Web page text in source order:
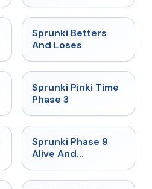
★
Sprunki Betters
And Loses
★ 4.9
Sprunki Pinki Time
Phase 3
★
Sprunki Phase 9
Alive And